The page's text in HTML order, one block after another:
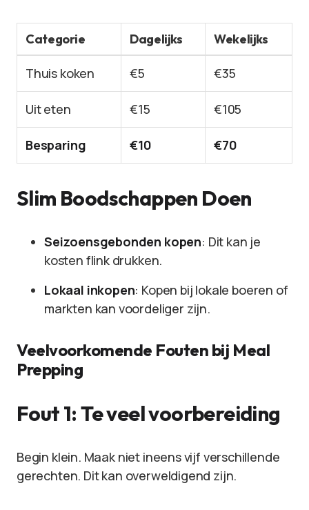
Categorie Dagelijks Wekelijks
Thuis koken €5 €35
Uit eten €15 €105
Besparing €10 €70
Slim Boodschappen Doen
Seizoensgebonden kopen: Dit kan je
kosten flink drukken.
Lokaal inkopen: Kopen bij lokale boeren of
markten kan voordeliger zijn.
Veelvoorkomende Fouten bij Meal
Prepping
Fout 1: Te veel voorbereiding
Begin klein. Maak niet ineens vijf verschillende
gerechten. Dit kan overweldigend zijn.